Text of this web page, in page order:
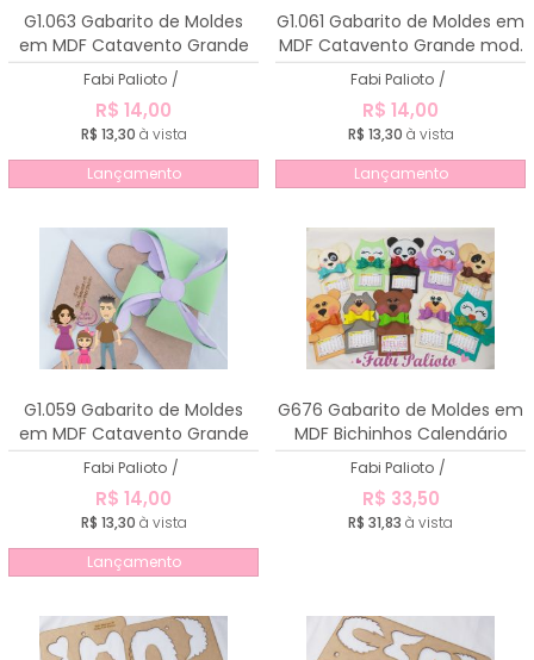
G1.063 Gabarito de Moldes
em MDF Catavento Grande
mod. 4
Fabi Palioto /
R$ 14,00
R$ 13,30 à vista
Lançamento
G1.061 Gabarito de Moldes em
MDF Catavento Grande mod.
3
Fabi Palioto /
R$ 14,00
R$ 13,30 à vista
Lançamento
G1.059 Gabarito de Moldes
em MDF Catavento Grande
mod.1
Fabi Palioto /
R$ 14,00
R$ 13,30 à vista
Lançamento
G676 Gabarito de Moldes em
MDF Bichinhos Calendário
Fabi Palioto /
R$ 33,50
R$ 31,83 à vista